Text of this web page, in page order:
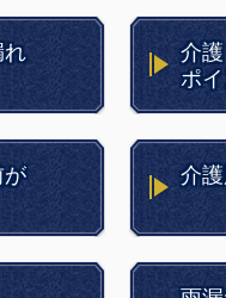
介
ポ
が
介